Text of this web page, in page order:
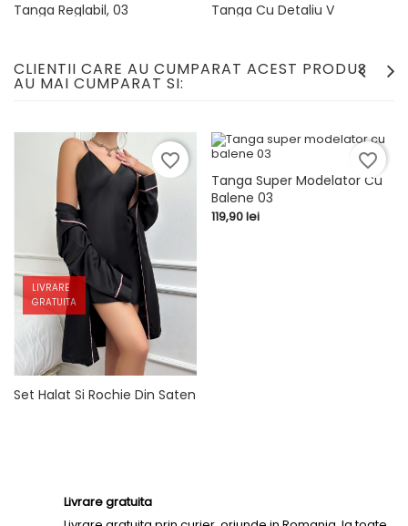
Tanga Reglabil, 03 Tanga Cu Detaliu V
CLIENTII CARE AU CUMPARAT ACEST PRODUS
AU MAI CUMPARAT SI:
Set Halat Si Rochie Din Saten
LIVRARE
GRATUITA
favorite_border
Tanga Super Modelator Cu
Balene 03
Pret
119,90 lei
favorite_border
Livrare gratuita